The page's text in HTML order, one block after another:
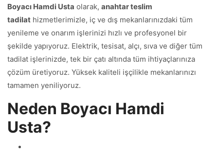
Boyacı Hamdi Usta olarak, anahtar teslim
tadilat hizmetlerimizle, iç ve dış mekanlarınızdaki tüm
yenileme ve onarım işlerinizi hızlı ve profesyonel bir
şekilde yapıyoruz. Elektrik, tesisat, alçı, sıva ve diğer tüm
tadilat işlerinizde, tek bir çatı altında tüm ihtiyaçlarınıza
çözüm üretiyoruz. Yüksek kaliteli işçilikle mekanlarınızı
tamamen yeniliyoruz.
Neden Boyacı Hamdi
Usta?